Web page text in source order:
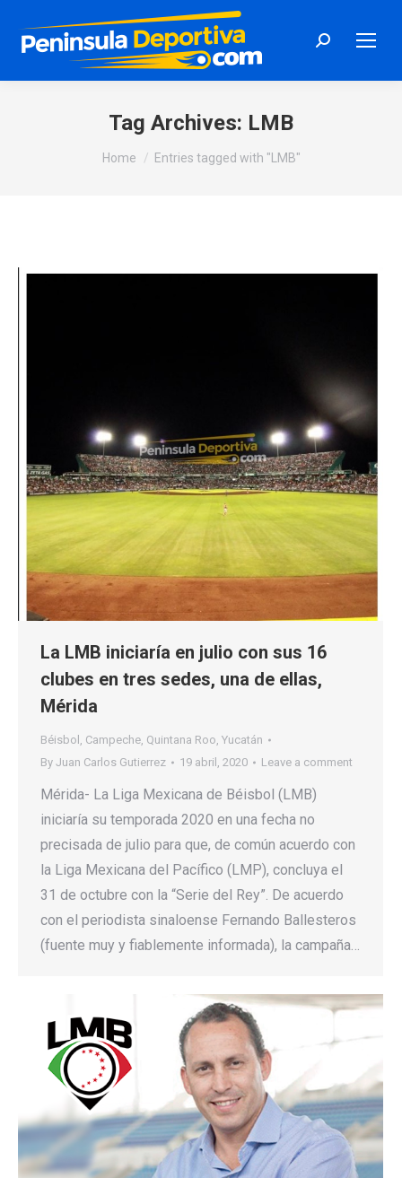
Search:
Tag Archives: LMB
You are here:
Home Entries tagged with "LMB"
La LMB iniciaría en julio con sus 16
clubes en tres sedes, una de ellas,
Mérida
Béisbol , Campeche, Quintana Roo, Yucatán
By Juan Carlos Gutierrez 19 abril, 2020 Leave a comment
Mérida- La Liga Mexicana de Béisbol (LMB)
iniciaría su temporada 2020 en una fecha no
precisada de julio para que, de común acuerdo con
la Liga Mexicana del Pacífico (LMP), concluya el
31 de octubre con la “Serie del Rey”. De acuerdo
con el periodista sinaloense Fernando Ballesteros
(fuente muy y fiablemente informada), la campaña…